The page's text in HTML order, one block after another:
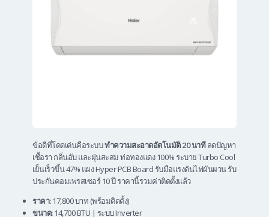
ข้อดีที่โดดเด่นคือระบบทำความสะอาดอัตโนมัติ 20 นาทีลดปัญหา
เชื้อรา กลิ่นอับ และฝุ่นสะสม ท่อทองแดง 100% ระบาย Turbo Cool
เย็นเร็วขึ้น 47% แผง Hyper PCB Board รับมือแรงดันไฟผันผวน รับ
ประกันคอมเพรสเซอร์ 10 ปี ราคานี้รวมค่าติดตั้งแล้ว
ราคา:17,800 บาท (พร้อมติดตั้ง)
ขนาด:14,700 BTU | ระบบ Inverter